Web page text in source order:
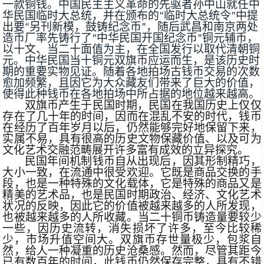
一款铜钱。中国民主主义革命的先驱者孙中山就任中
华民国临时大总统，并在颁布的“临时大总统令”中提
出要“另刊新模，鼓铸纪念币”，随后武昌和南京两处
造币厂率先铸行了“中华民国开国纪念币”铜元辅币，
以十文、当二十面值为主，在全国发行以取代清朝铜
元。中华民国当十铜元双旗币应运而生，是该历史时
期的重要实物见证。随着各地拍场古钱币交易的次数
愈加频繁，且因它为大众藏友们带来了巨大的价值，
使得此种钱币在各地拍场中所占据的地位越来越高。
双旗币产生于民国时期，民国在我国历史上仅仅
存在了几十年的时间，因而在混乱不安的时代，钱币
在经历了百年岁月以后，仍然能够完好地保留下来，
实属不易，具有很高的历史文物保藏价值、以及可为
文化艺术交融范畴展开许多富有成效的立异探究。
民国年间机制钱币自从出现后，因其形制精巧，
大小一致，在流通中很受欢迎。它既是商品交换的手
段，也是一种特殊的文化载体，它是特殊的商品又是
精美的艺术品，也是民国时期政治、经济、文化艺术
状况的反映，因此它的价值被越来越多的人所发现，
也被越来越多的人所收藏。当二十铜币铸造量要较少
一些，因历史流转，消失损坏了许多，至今比较稀
少，市场升值空间大。双旗币存世量极少，包浆自
然，给人一种凝重的历史沧桑感。然而，尽管其距今